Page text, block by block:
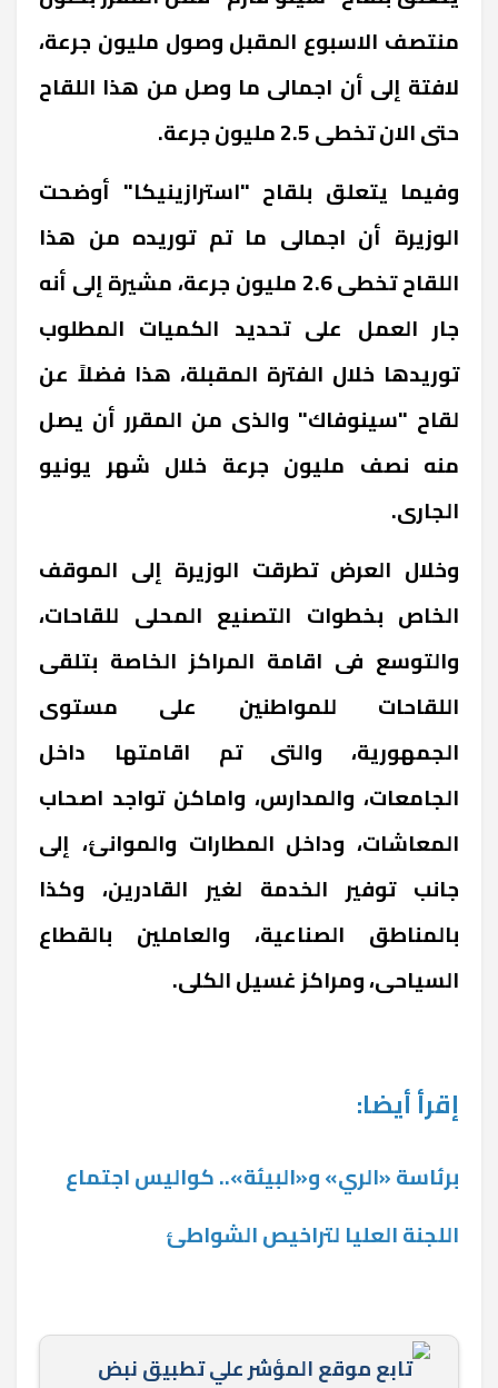
منتصف الاسبوع المقبل وصول مليون جرعة،
لافتة إلى أن اجمالى ما وصل من هذا اللقاح
حتى الان تخطى 2.5 مليون جرعة.
وفيما يتعلق بلقاح "استرازينيكا" أوضحت
الوزيرة أن اجمالى ما تم توريده من هذا
اللقاح تخطى 2.6 مليون جرعة، مشيرة إلى أنه
جار العمل على تحديد الكميات المطلوب
توريدها خلال الفترة المقبلة، هذا فضلاً عن
لقاح "سينوفاك" والذى من المقرر أن يصل
منه نصف مليون جرعة خلال شهر يونيو
الجارى.
وخلال العرض تطرقت الوزيرة إلى الموقف
الخاص بخطوات التصنيع المحلى للقاحات،
والتوسع فى اقامة المراكز الخاصة بتلقى
اللقاحات للمواطنين على مستوى
الجمهورية، والتى تم اقامتها داخل
الجامعات، والمدارس، واماكن تواجد اصحاب
المعاشات، وداخل المطارات والموانئ، إلى
جانب توفير الخدمة لغير القادرين، وكذا
بالمناطق الصناعية، والعاملين بالقطاع
السياحى، ومراكز غسيل الكلى.
إقرأ أيضا:
برئاسة «الري» و«البيئة».. كواليس اجتماع
اللجنة العليا لتراخيص الشواطئ
تابع موقع المؤشر علي تطبيق نبض